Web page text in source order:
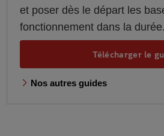
et poser dès le départ les
fonctionnement dans la durée.
Télécharger le
Nos autres guides